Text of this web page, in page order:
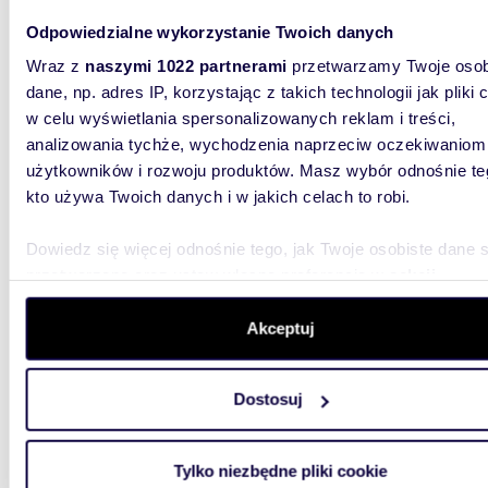
Odpowiedzialne wykorzystanie Twoich danych
Wraz z naszymi 1022 partnerami przetwarzamy Twoje
dane, np. adres IP, korzystając z takich technologii jak pliki
w celu wyświetlania spersonalizowanych reklam i treści,
analizowania tychże, wychodzenia naprzeciw oczekiwaniom
użytkowników i rozwoju produktów. Masz wybór odnośnie
kto używa Twoich danych i w jakich celach to robi.
Dowiedz się więcej odnośnie tego, jak Twoje osobiste dane
szczegółów. W Deklaracji plików cookie możesz zmienić
wycofać swoją zgodę w dowolnej chwili.
aby oferować funkcje społecznościowe i analizować ruch w
witrynie. Informacje o tym, jak korzystasz z naszej witryny,
analitycznym. Partnerzy mogą połączyć te informacje z
Akceptuj
Dostosuj
Tylko niezbędne pliki cookie
Nowoczesne biuro 226 m² z parkingiem -
lokal
Do